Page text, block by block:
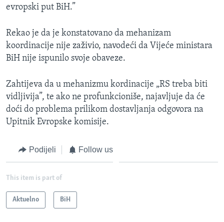
evropski put BiH.”
Rekao je da je konstatovano da mehanizam
koordinacije nije zaživio, navodeći da Vijeće ministara
BiH nije ispunilo svoje obaveze.
Zahtijeva da u mehanizmu kordinacije „RS treba biti
vidljivija”, te ako ne profunkcioniše, najavljuje da će
doći do problema prilikom dostavljanja odgovora na
Upitnik Evropske komisije.
Podijeli Follow us
This item is part of
Aktuelno BiH